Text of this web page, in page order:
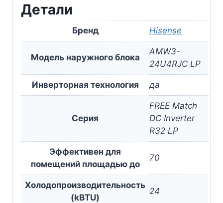
Детали
Бренд Hisense
Модель наружного блока
AMW3-
24U4RJC LP
Инверторная технология да
Серия
FREE Match
DC Inverter
R32 LP
Эффективен для
помещений площадью до
70
Холодопроизводительность
(kBTU)
24